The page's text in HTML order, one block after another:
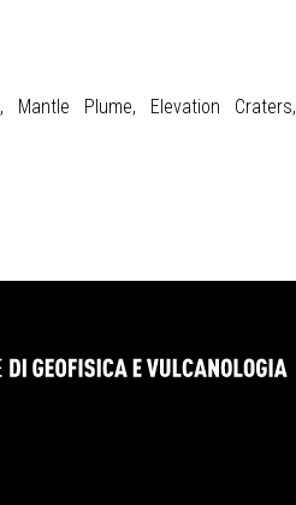
Mantle Plume, Elevation Craters,